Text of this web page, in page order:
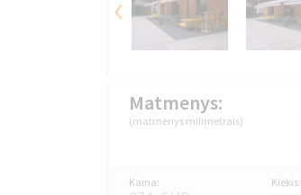
Matmenys:
(matmenys milimetrais)
Kaina: Kiekis: